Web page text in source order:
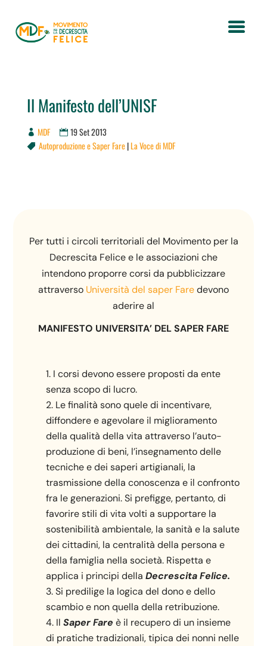
Il Manifesto dell’UNISF
MDF 19 Set 2013
 Autoproduzione e Saper Fare|La Voce di MDF
Per tutti i circoli territoriali del Movimento per la
Decrescita Felice e le associazioni che
intendono proporre corsi da pubblicizzare
attraverso Università del saper Faredevono
aderire al
MANIFESTO UNIVERSITA’ DEL SAPER FARE
I corsi devono essere proposti da ente
senza scopo di lucro.
Le finalità sono quele di incentivare,
diffondere e agevolare il miglioramento
della qualità della vita attraverso l’auto-
produzione di beni, l’insegnamento delle
tecniche e dei saperi artigianali, la
trasmissione della conoscenza e il confronto
fra le generazioni. Si prefigge, pertanto, di
favorire stili di vita volti a supportare la
sostenibilità ambientale, la sanità e la salute
dei cittadini, la centralità della persona e
della famiglia nella società. Rispetta e
applica i principi dellaDecrescita Felice.
Si predilige la logica del dono e dello
scambio e non quella della retribuzione.
IlSaper Fareè il recupero di un insieme
di pratiche tradizionali, tipica dei nonni nelle